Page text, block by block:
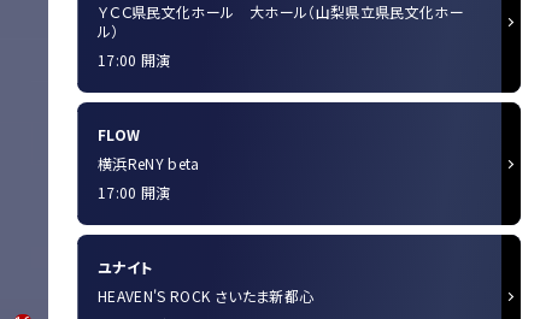
ＹＣＣ県民文化ホール 大ホール（山梨県立県民文化ホー
ル）
17:00 開演
FLOW
横浜ReNY beta
17:00 開演
ユナイト
HEAVEN'S ROCK さいたま新都心